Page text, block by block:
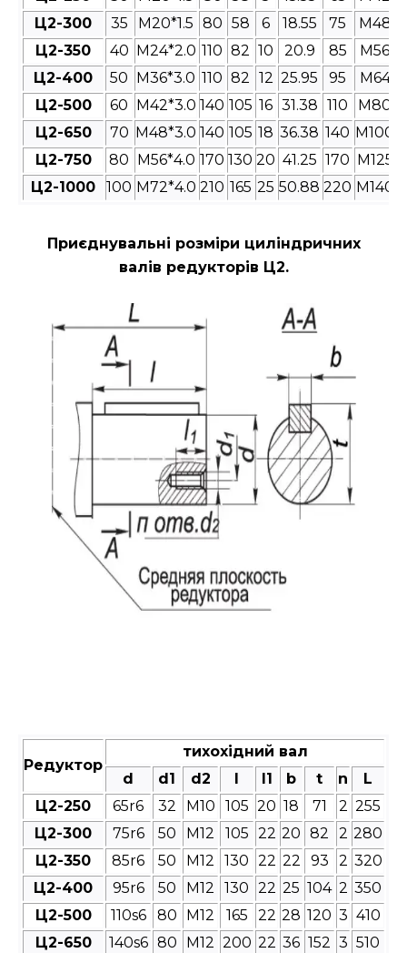
Ц2-300
35 M20*1.5 80 58 6 18.55 75
Ц2-350
40 M24*2.0 110 82 10 20.9 85
Ц2-400
50 M36*3.0 110 82 12 25.95 95
Ц2-500
60 M42*3.0 140 105 16 31.38 110
Ц2-650
70 M48*3.0 140 105 18 36.38 140
Ц2-750
80 M56*4.0 170 130 20 41.25 170
Ц2-1000
100 M72*4.0 210 165 25 50.88 220
Приєднувальні розміри циліндричних
валів редукторів Ц2.
Редуктор
тихохідний вал
d
d1 d2 l1 b t n
L
Ц2-250
65r6 32 М10 105 20 18 71 2 255
Ц2-300
75r6 50 М12 105 22 20 82 2 280
Ц2-350
85r6 50 М12 130 22 22 93 2 320
Ц2-400
95r6 50 М12 130 22 25 104 2 350
Ц2-500
110s6 80 М12 165 22 28 120 3 410
Ц2-650
140s6 80 М12 200 22 36 152 3 510